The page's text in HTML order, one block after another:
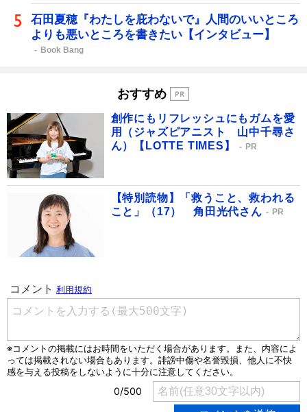
石田夏穂『わたしを庇わないで』人間のいいところ
よりも悪いところを書きたい【インタビュー】
Book Bang
おすすめ
創作にもリフレッシュにもガムを愛
用（ジャズピアニスト 山中千尋さ
ん）【LOTTE TIMES】
PR
【特別読物】「救うこと、救われる
こと」（17） 角田光代さん
PR